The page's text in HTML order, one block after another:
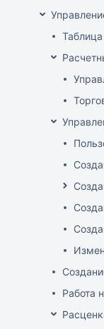
Таблица
Работа